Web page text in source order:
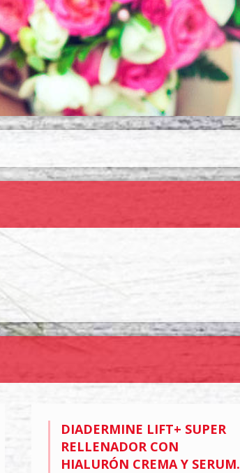
DIADERMINE LIFT+ SUPER
RELLENADOR CON
HIALURÓN CREMA Y SERUM.